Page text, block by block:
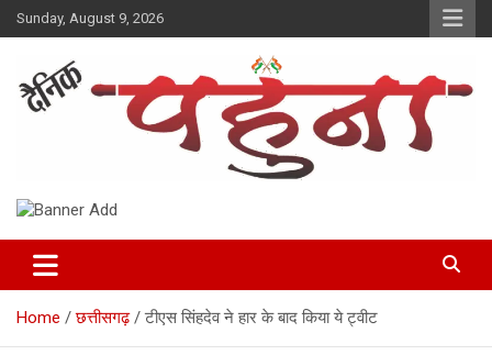
Skip
to
Sunday, August 9, 2026
Dainik Pahuna
Home छत्तीसगढ़ टीएस सिंहदेव ने हार के बाद किया ये ट्वीट